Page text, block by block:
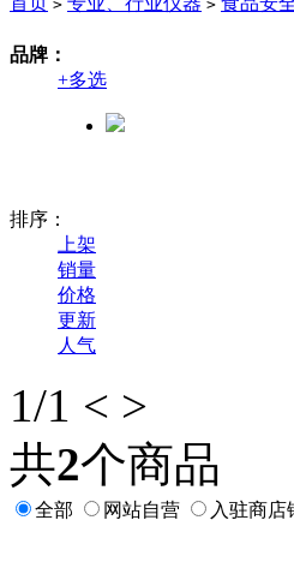
> >
品牌：
+多选
排序：
上架
销量
价格
更新
人气
1/1 < >
共2个商品
全部 网站自营 入驻商店